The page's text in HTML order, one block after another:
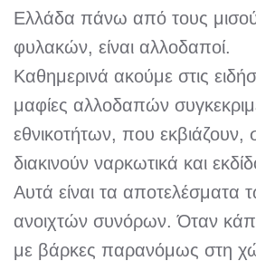
Ελλάδα πάνω από τους
φυλακών, είναι αλλοδαποί.
Καθημερινά ακούμε στις
μαφίες αλλοδαπών
εθνικοτήτων, που εκβιάζουν,
διακινούν ναρκωτικά και
Αυτά είναι τα αποτελέσματα
ανοιχτών συνόρων. Όταν
με βάρκες παρανόμως στη